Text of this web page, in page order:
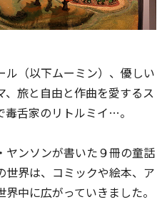
ル（以下ムーミン）、優しい
旅と自由と作曲を愛するス
舌家のリトルミイ…。
ヤンソンが書いた９冊の童話
世界は、コミックや絵本、ア
中に広がっていきました。